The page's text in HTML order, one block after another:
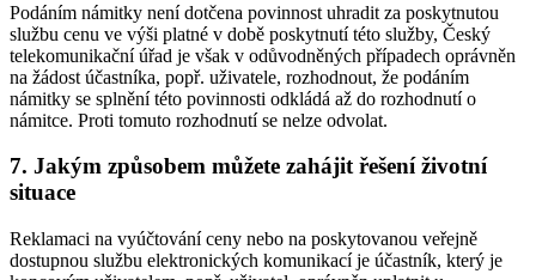
Podáním námitky není dotčena povinnost uhradit za poskytnutou
službu cenu ve výši platné v době poskytnutí této služby, Český
telekomunikační úřad je však v odůvodněných případech oprávněn
na žádost účastníka, popř. uživatele, rozhodnout, že podáním
námitky se splnění této povinnosti odkládá až do rozhodnutí o
námitce. Proti tomuto rozhodnutí se nelze odvolat.
7. Jakým způsobem můžete zahájit řešení životní
situace
Reklamaci na vyúčtování ceny nebo na poskytovanou veřejně
dostupnou službu elektronických komunikací je účastník, který je